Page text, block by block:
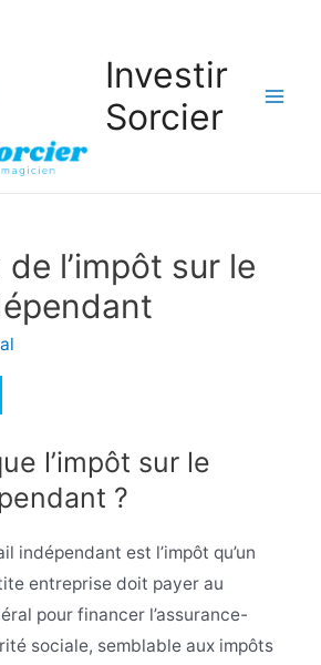
Investir
Sorcier
l’impôt sur le
l’impôt sur le
?
indépendant est l’impôt qu’un
entreprise doit payer au
pour financer l’assurance-
sociale, semblable aux impôts